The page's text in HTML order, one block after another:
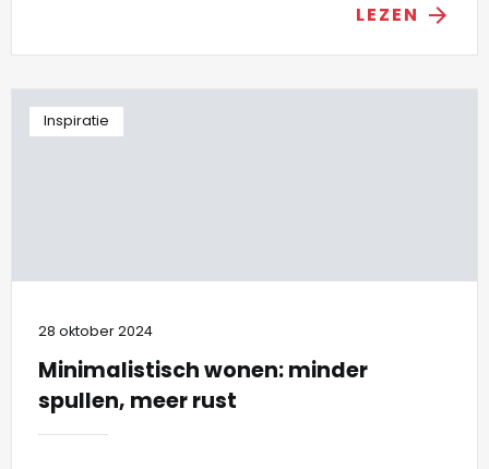
LEZEN arrow_forward
Inspiratie
28 oktober 2024
Minimalistisch wonen: minder
spullen, meer rust